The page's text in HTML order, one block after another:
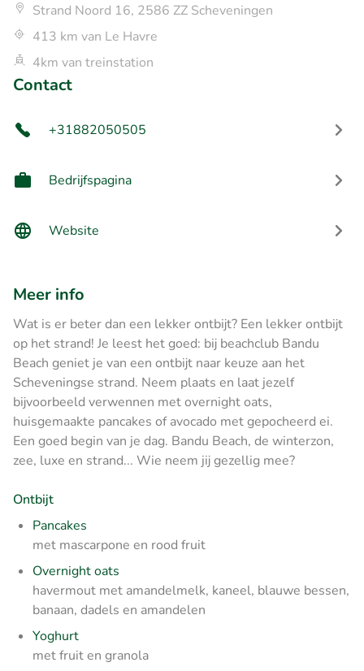
Strand Noord 16, 2586 ZZ Scheveningen
413 km van Le Havre
4km van treinstation
Contact
+31882050505
Bedrijfspagina
Website
Meer info
Wat is er beter dan een lekker ontbijt? Een lekker ontbijt
op het strand! Je leest het goed: bij beachclub Bandu
Beach geniet je van een ontbijt naar keuze aan het
Scheveningse strand. Neem plaats en laat jezelf
bijvoorbeeld verwennen met overnight oats,
huisgemaakte pancakes of avocado met gepocheerd ei.
Een goed begin van je dag. Bandu Beach, de winterzon,
zee, luxe en strand... Wie neem jij gezellig mee?
Ontbijt
Pancakes
met mascarpone en rood fruit
Overnight oats
havermout met amandelmelk, kaneel, blauwe bessen,
banaan, dadels en amandelen
Yoghurt
met fruit en granola